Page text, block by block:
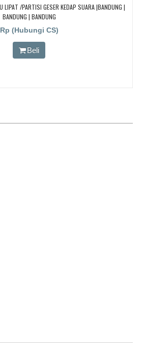
LIPAT /PARTISI GESER KEDAP SUARA |BANDUNG |
BANDUNG | BANDUNG
Rp (Hubungi CS)
Beli